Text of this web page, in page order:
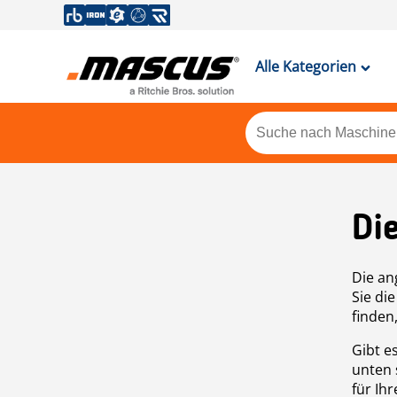
Alle Kategorien
Die
Sie
Gibt
unten
für